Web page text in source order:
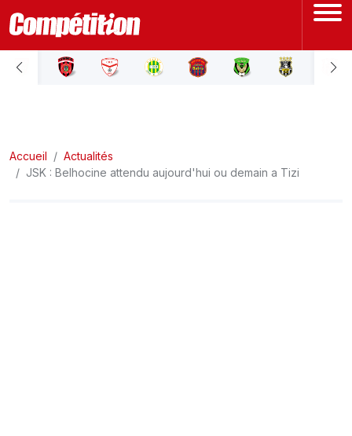
ACCUEIL
LIGUE 2
Accueil
Actualités
JSK : Belhocine attendu aujourd'hui ou demain a Tizi